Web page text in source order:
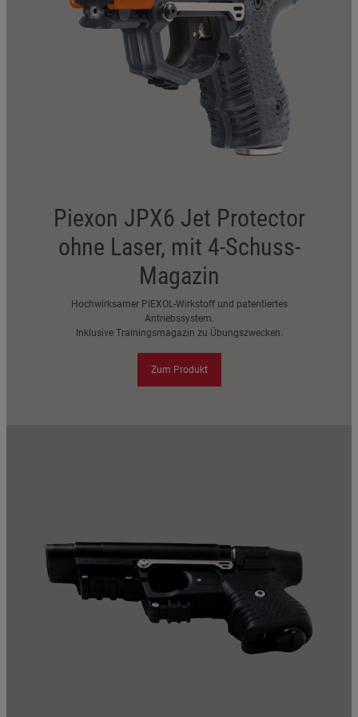
Piexon JPX6 Jet Protector
ohne Laser, mit 4-Schuss-
Magazin
Hochwirksamer PIEXOL-Wirkstoff und patentiertes
Antriebssystem.
Inklusive Trainingsmagazin zu Übungszwecken.
Zum Produkt